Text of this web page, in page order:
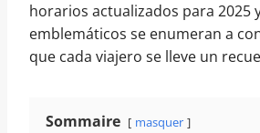
horarios actualizados para 2025
emblemáticos se enumeran a
que cada viajero se lleve un
Sommaire masquer